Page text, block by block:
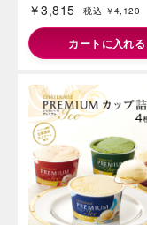
￥3,815 税込 ￥4,120
カートに入れる